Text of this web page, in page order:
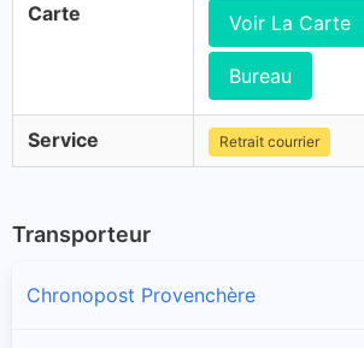
Carte Voir La Carte
Bureau
Service Retrait courrier
Transporteur
Chronopost Provenchère